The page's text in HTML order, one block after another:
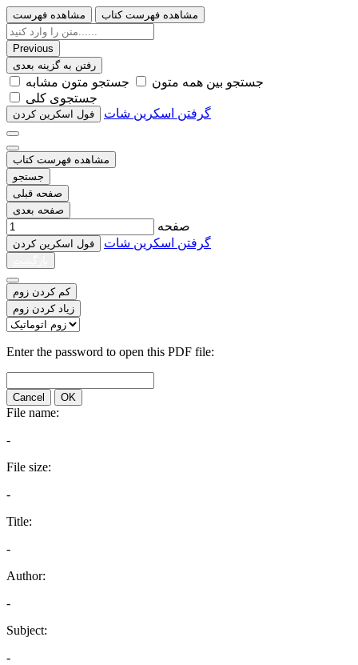
مشاهده فهرست مشاهده فهرست کتاب
Previous
رفتن به گزینه بعدی
ﺟﺴﺘﺠﻮ ﺑﯿﻦ ﻫﻤﻪ ﻣﺘﻮﻥ
ﺟﺴﺘﺠﻮ ﻣﺘﻮﻥ ﻣﺸﺎﺑﻪ
ﺟﺴﺘﺠﻮﯼ ﮐﻠﯽ
ﻓﻮﻝ اﺳﮑﺮﯾﻦ ﮐﺮﺩﻥ گرفتن اسکرین شات
مشاهده فهرست کتاب
جستجو
صفحه قبلی
صفحه بعدی
صفحه
ﻓﻮﻝ اﺳﮑﺮﯾﻦ ﮐﺮﺩﻥ گرفتن اسکرین شات
کم کردن زوم
زیاد کردن زوم
Enter the password to open this PDF file:
Cancel OK
File name:
-
File size:
-
Title:
-
Author:
-
Subject:
-